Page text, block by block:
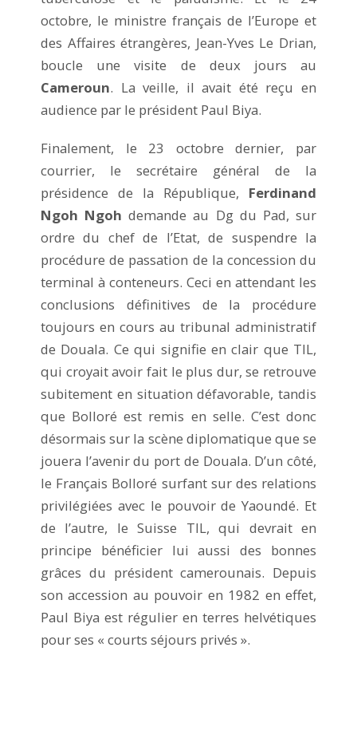
octobre, le ministre français de l’Europe et
des Affaires étrangères, Jean-Yves Le Drian,
boucle une visite de deux jours au
Cameroun. La veille, il avait été reçu en
audience par le président Paul Biya.
Finalement, le 23 octobre dernier, par
courrier, le secrétaire général de la
présidence de la République, Ferdinand
Ngoh Ngoh demande au Dg du Pad, sur
ordre du chef de l’Etat, de suspendre la
procédure de passation de la concession du
terminal à conteneurs. Ceci en attendant les
conclusions définitives de la procédure
toujours en cours au tribunal administratif
de Douala. Ce qui signifie en clair que TIL,
qui croyait avoir fait le plus dur, se retrouve
subitement en situation défavorable, tandis
que Bolloré est remis en selle. C’est donc
désormais sur la scène diplomatique que se
jouera l’avenir du port de Douala. D’un côté,
le Français Bolloré surfant sur des relations
privilégiées avec le pouvoir de Yaoundé. Et
de l’autre, le Suisse TIL, qui devrait en
principe bénéficier lui aussi des bonnes
grâces du président camerounais. Depuis
son accession au pouvoir en 1982 en effet,
Paul Biya est régulier en terres helvétiques
pour ses « courts séjours privés ».